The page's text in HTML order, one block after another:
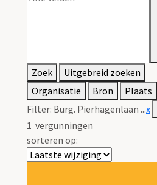
Zoek
Uitgebreid zoeken
Organisatie
Bron Plaats
Filter: Burg. Pierhagenlaan ...x
1 vergunningen
sorteren op: